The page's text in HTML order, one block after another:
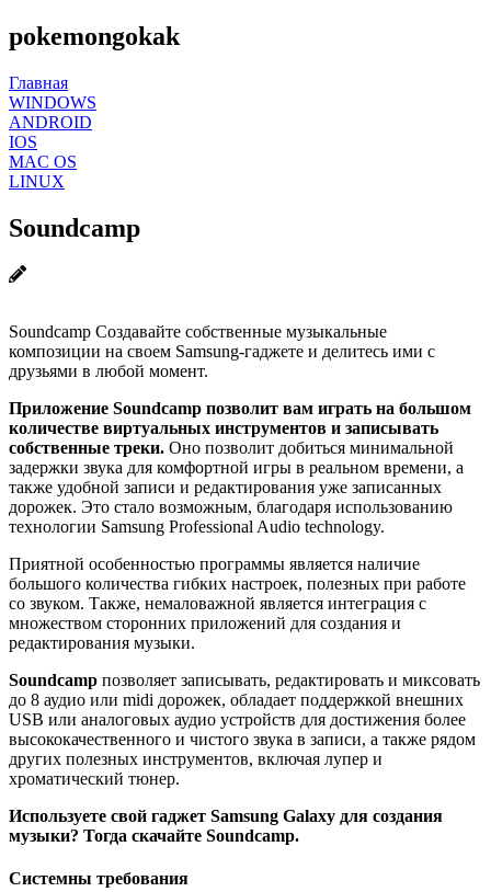
pokemongokak
Главная
WINDOWS
ANDROID
IOS
MAC OS
LINUX
Soundcamp
Soundcamp Создавайте собственные музыкальные
композиции на своем Samsung-гаджете и делитесь ими с
друзьями в любой момент.
Приложение Soundcamp позволит вам играть на большом
количестве виртуальных инструментов и записывать
собственные треки. Оно позволит добиться минимальной
задержки звука для комфортной игры в реальном времени, а
также удобной записи и редактирования уже записанных
дорожек. Это стало возможным, благодаря использованию
технологии Samsung Professional Audio technology.
Приятной особенностью программы является наличие
большого количества гибких настроек, полезных при работе
со звуком. Также, немаловажной является интеграция с
множеством сторонних приложений для создания и
редактирования музыки.
Soundcamp позволяет записывать, редактировать и миксовать
до 8 аудио или midi дорожек, обладает поддержкой внешних
USB или аналоговых аудио устройств для достижения более
высококачественного и чистого звука в записи, а также рядом
других полезных инструментов, включая лупер и
хроматический тюнер.
Используете свой гаджет Samsung Galaxy для создания
музыки? Тогда скачайте Soundcamp.
Системны требования